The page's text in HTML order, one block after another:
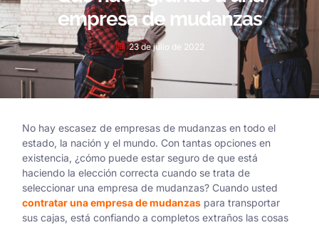
empresa de mudanzas
23 de julio de 2022
No hay escasez de empresas de mudanzas en todo el
estado, la nación y el mundo. Con tantas opciones en
existencia, ¿cómo puede estar seguro de que está
haciendo la elección correcta cuando se trata de
seleccionar una empresa de mudanzas? Cuando usted
contratar una empresa de mudanzas para transportar
sus cajas, está confiando a completos extraños las cosas